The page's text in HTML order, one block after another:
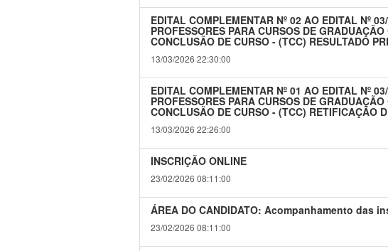
EDITAL COMPLEMENTAR Nº 02 AO EDITAL Nº
PROFESSORES PARA CURSOS DE
CONCLUSÃO DE CURSO - (TCC) RESULTADO
13/03/2026 22:30:00
EDITAL COMPLEMENTAR Nº 01 AO EDITAL Nº
PROFESSORES PARA CURSOS DE
CONCLUSÃO DE CURSO - (TCC) RETIFICAÇÃO
13/03/2026 22:26:00
INSCRIÇÃO ONLINE
23/02/2026 08:11:00
ÁREA DO CANDIDATO: Acompanhamento das
23/02/2026 08:11:00